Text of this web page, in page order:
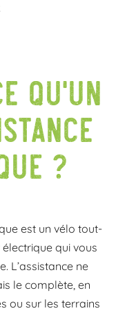
qu’un
?
est un vélo tout-
qui vous
L’assistance ne
le complète, en
ou sur les terrains